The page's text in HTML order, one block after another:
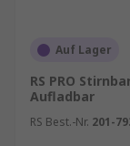
Auf Lager
RS PRO
Aufladbar
RS Best.-Nr. 201-